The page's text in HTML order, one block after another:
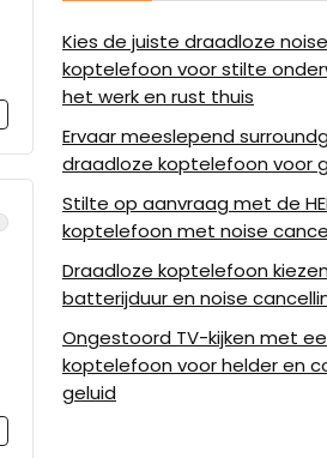
Kies de juiste draadloze
koptelefoon voor stilte
het werk en rust thuis
Ervaar meeslepend
draadloze koptelefoon voor
Stilte op aanvraag met de
koptelefoon met noise
Draadloze koptelefoon
batterijduur en noise
Ongestoord TV-kijken met
koptelefoon voor helder en
geluid